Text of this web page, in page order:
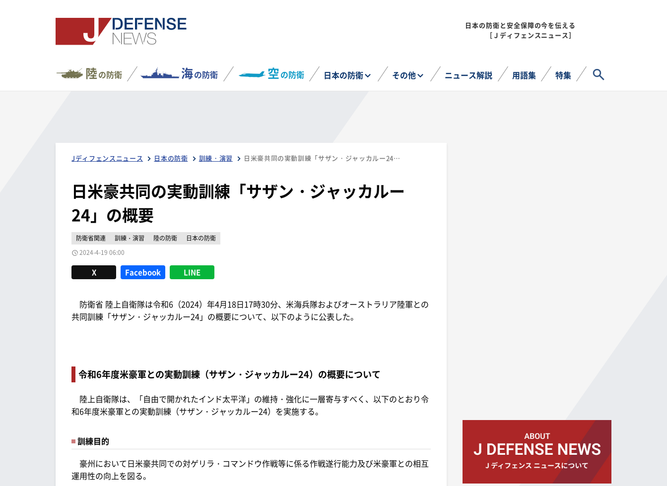
日本の防衛と安全保障の今を伝える
［Ｊディフェンスニュース］
陸の防衛 海の防衛 空の防衛 日本の防衛 その他 ニュース解説 用語集 特集
Jディフェンスニュース 日本の防衛 訓練・演習 日米豪共同の実動訓練「サザン・ジャッカルー24」の概要
日米豪共同の実動訓練「サザン・ジャッカルー
24」の概要
防衛省関連 訓練・演習 陸の防衛
日本の防衛
2024-4-19 06:00
X Facebook LINE
防衛省 陸上自衛隊は令和6（2024）年4月18日17時30分、米海兵隊およびオーストラリア陸軍との
共同訓練「サザン・ジャッカルー24」の概要について、以下のように公表した。
令和6年度米豪軍との実動訓練（サザン・ジャッカルー24）の概要について
陸上自衛隊は、「自由で開かれたインド太平洋」の維持・強化に一層寄与すべく、以下のとおり令
和6年度米豪軍との実動訓練（サザン・ジャッカルー24）を実施する。
訓練目的
豪州において日米豪共同での対ゲリラ・コマンドウ作戦等に係る作戦遂行能力及び米豪軍との相互
運用性の向上を図る。